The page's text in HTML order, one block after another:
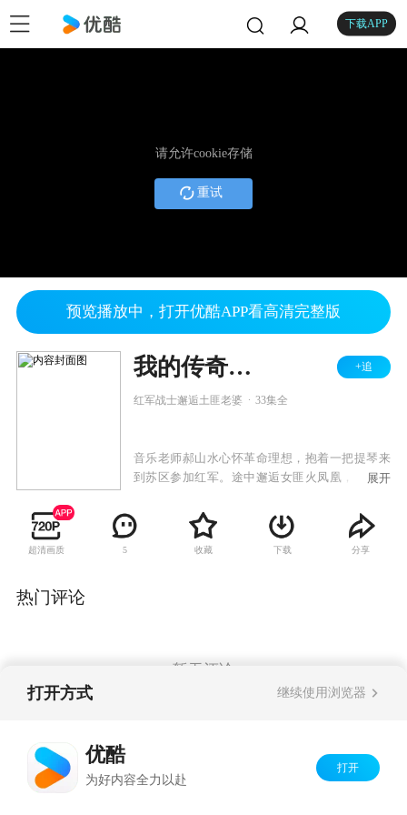
下载APP
请允许cookie存储
重试
预览播放中，打开优酷APP看高清完整版
我的传奇老婆 +追
红军战士邂逅土匪老婆 33集全
音乐老师郝山水心怀革命理想，抱着一把提琴来
到苏区参加红军。途中邂逅女匪火凤凰，憨厚耿
自己的善良感动了火凤凰。
展开
超清画质 5 收藏 下载 分享
热门评论
暂无评论
打开方式 继续使用浏览器
优酷
为好内容全力以赴
打开